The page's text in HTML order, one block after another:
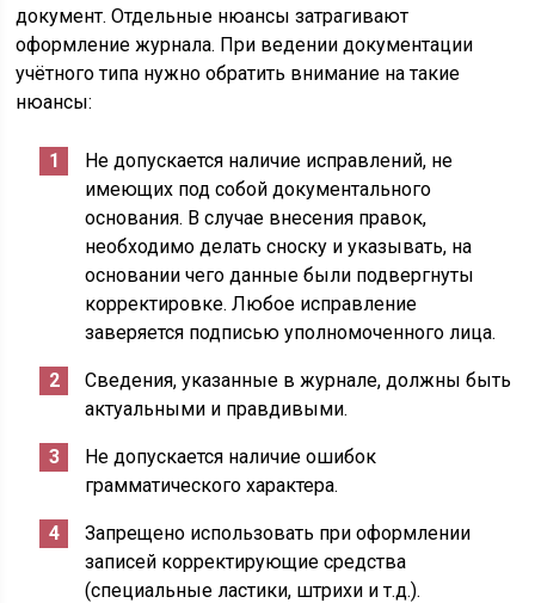
документ. Отдельные нюансы затрагивают
оформление журнала. При ведении документации
учётного типа нужно обратить внимание на такие
нюансы:
Не допускается наличие исправлений, не
имеющих под собой документального
основания. В случае внесения правок,
необходимо делать сноску и указывать, на
основании чего данные были подвергнуты
корректировке. Любое исправление
заверяется подписью уполномоченного лица.
Сведения, указанные в журнале, должны быть
актуальными и правдивыми.
Не допускается наличие ошибок
грамматического характера.
Запрещено использовать при оформлении
записей корректирующие средства
(специальные ластики, штрихи и т.д.).